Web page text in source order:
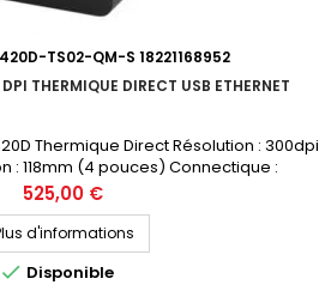
TS02-QM-S 18221168952
THERMIQUE DIRECT USB ETHERNET
Thermique Direct Résolution : 300dpi
: 118mm (4 pouces) Connectique :
Hôte Prix public (avant remise) : 525€ HT
votre devis personnalisé
Prix
525,00 €
d'informations
 Disponible